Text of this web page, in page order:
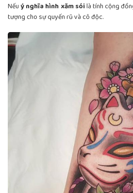
Nếuý nghĩa hình xăm sóilà tính cộng
tượng cho sự quyến rũ và cô độc.